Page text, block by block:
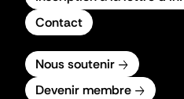
Contact
Nous soutenir
Devenir membre